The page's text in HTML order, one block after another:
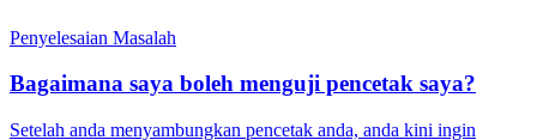
Penyelesaian Masalah
Bagaimana saya boleh menguji pencetak saya?
Setelah anda menyambungkan pencetak anda, anda kini ingin